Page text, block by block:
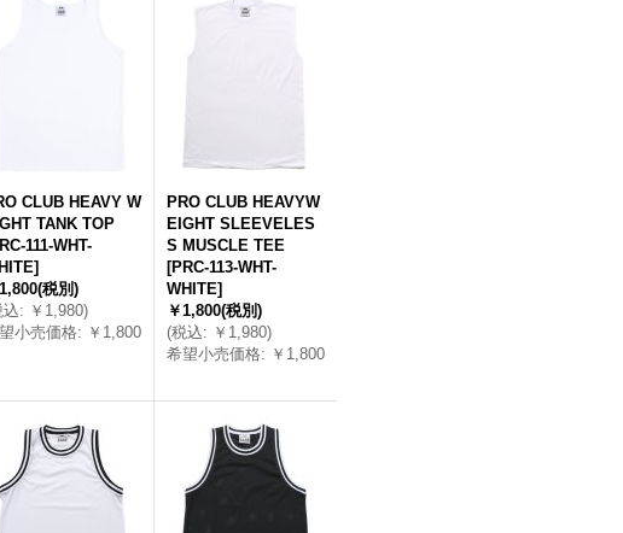
CLUB HEAVY W
TANK TOP
111-WHT-
]
(税別)
込: ￥1,980)
小売価格: ￥1,800
PRO CLUB HEAVYW
EIGHT SLEEVELES
S MUSCLE TEE
[PRC-113-WHT-
WHITE]
￥1,800(税別)
(税込: ￥1,980)
希望小売価格: ￥1,800